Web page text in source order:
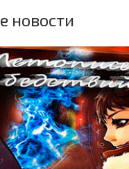
новости